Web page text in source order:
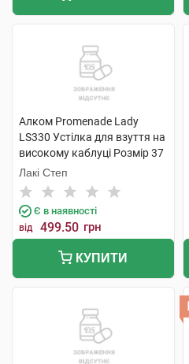
Алком Promenade Lady
LS330 Устілка для взуття на
високому каблуці Розмір 37
1 пара
Лакі Степ
Є в наявності
від 499.50 грн
КУПИТИ